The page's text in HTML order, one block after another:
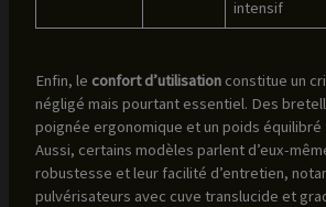
intensif
Enfin, le confort d’utilisationconstitue un
négligé mais pourtant essentiel. Des
poignée ergonomique et un poids
Aussi, certains modèles parlent d’eux-
robustesse et leur facilité d’entretien,
pulvérisateurs avec cuve translucide et